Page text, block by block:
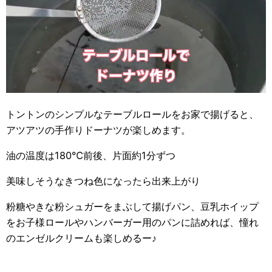
トントンのシンプルなテーブルロールをお家で揚げると、
アツアツの手作りドーナツが楽しめます。
油の温度は180℃前後、片面約1分ずつ
美味しそうなきつね色になったら出来上がり
粉糖やきな粉シュガーをまぶして揚げパン、豆乳ホイップ
をお子様ロールやハンバーガー用のパンに詰めれば、憧れ
のエンゼルクリームも楽しめるー♪